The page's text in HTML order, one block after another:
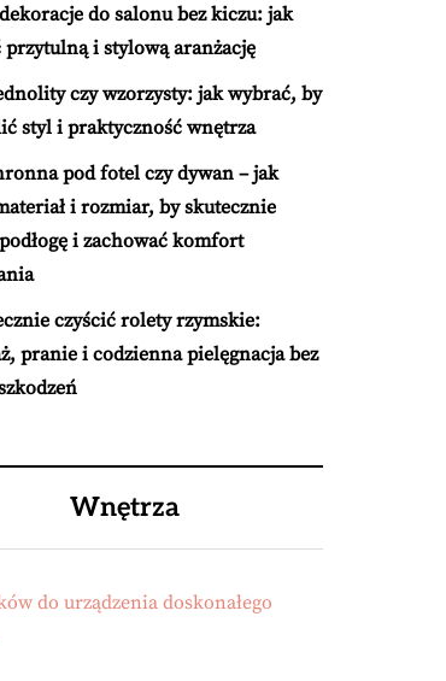
do salonu bez kiczu: jak
przytulną i stylową aranżację
czy wzorzysty: jak wybrać, by
styl i praktyczność wnętrza
pod fotel czy dywan – jak
i rozmiar, by skutecznie
i zachować komfort
czyścić rolety rzymskie:
pranie i codzienna pielęgnacja bez
Wnętrza
do urządzenia doskonałego